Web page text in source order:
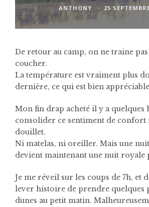
ANTHONY 25
De retour au camp, on ne traine
coucher.
La température est vraiment plus
dernière, ce qui est bien
Mon fin drap acheté il y a quelques
consolider ce sentiment de confort
douillet.
Ni matelas, ni oreiller. Mais une
devient maintenant une nuit royale
Je me réveil sur les coups de 7h, et
lever histoire de prendre quelques
dunes au petit matin.